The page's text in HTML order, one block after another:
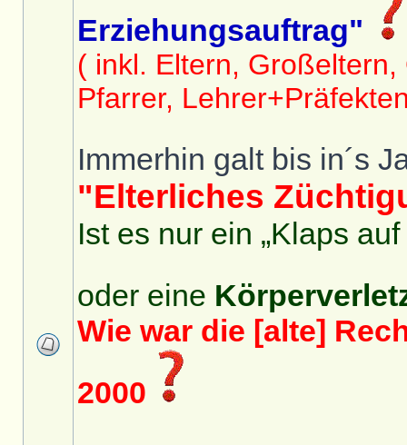
Erziehungsauftrag"
( inkl. Eltern, Großeltern,
Pfarrer,
Immerhin galt bis in´s
"Elterliches
Ist es nur ein „Klaps
oder eine
Wie war die [alte]
2000